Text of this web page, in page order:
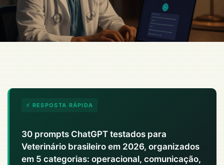
⚡ RESPOSTA RÁPIDA
30 prompts ChatGPT testados para
Veterinário brasileiro em 2026, organizados
em 5 categorias: operacional, comunicação,